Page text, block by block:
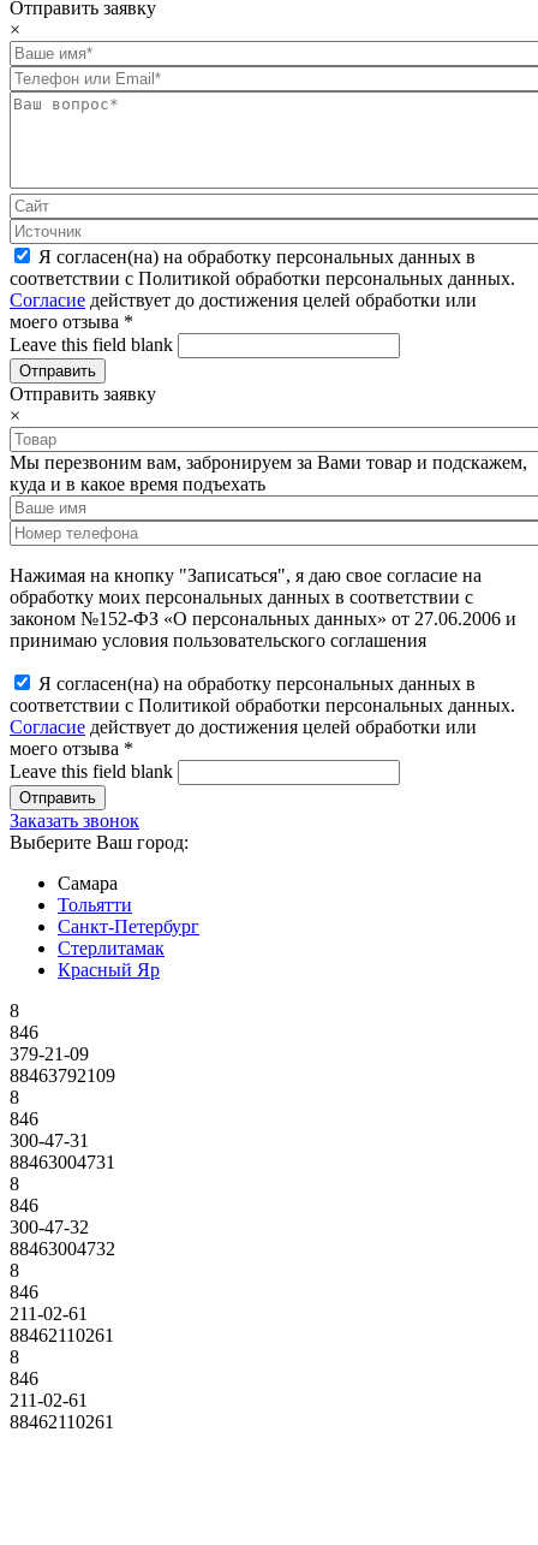
Отправить заявку
×
Я согласен(на) на обработку персональных данных в
соответствии с Политикой обработки персональных данных.
Согласие действует до достижения целей обработки или
моего отзыва *
Leave this field blank
Отправить заявку
×
Мы перезвоним вам, забронируем за Вами товар и подскажем,
куда и в какое время подъехать
Нажимая на кнопку "Записаться", я даю свое согласие на
обработку моих персональных данных в соответствии с
законом №152-ФЗ «О персональных данных» от 27.06.2006 и
принимаю условия пользовательского соглашения
Я согласен(на) на обработку персональных данных в
соответствии с Политикой обработки персональных данных.
Согласие действует до достижения целей обработки или
моего отзыва *
Leave this field blank
Заказать звонок
Выберите Ваш город:
Самара
Тольятти
Санкт-Петербург
Стерлитамак
Красный Яр
8
846
379-21-09
88463792109
8
846
300-47-31
88463004731
8
846
300-47-32
88463004732
8
846
211-02-61
88462110261
8
846
211-02-61
88462110261